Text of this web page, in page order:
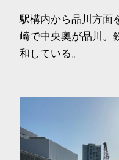
駅構内から品川方面
崎で中央奥が品川。
和している。